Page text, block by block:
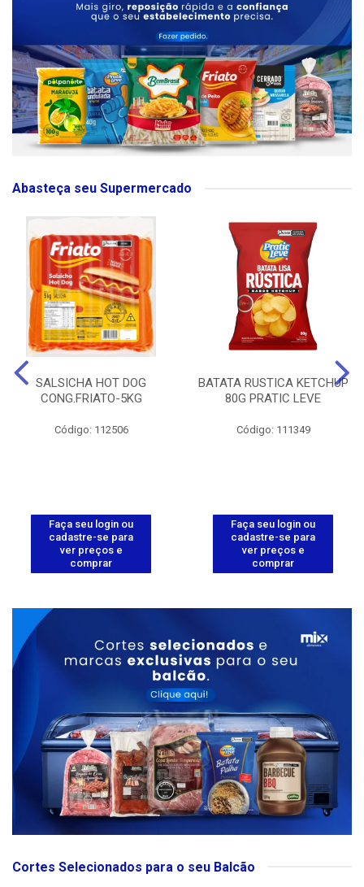
Abasteça seu Supermercado
SALSICHA HOT DOG
CONG.FRIATO-5KG
Código: 112506
Faça seu login ou
cadastre-se para
ver preços e
comprar
BATATA RUSTICA KETCHUP
80G PRATIC LEVE
Código: 111349
Faça seu login ou
cadastre-se para
ver preços e
comprar
Cortes Selecionados para o seu Balcão